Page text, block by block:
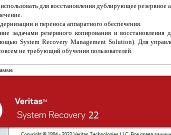
для восстановления дублирующее резервное
и переноса аппаратного обеспечения.
задачами резервного копирования и
System Recovery Management Solution). Для
не требующий обучения пользователей.